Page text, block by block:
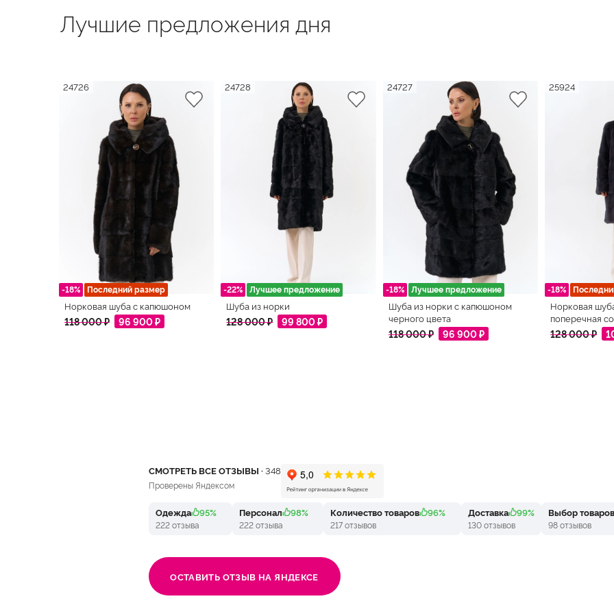
Лучшие предложения дня
-18% Последний размер
24726
Норковая шуба с капюшоном
118 000 ₽ 96 900 ₽
-22% Лучшее предложение
24728
Шуба из норки
128 000 ₽ 99 800 ₽
-18% Лучшее предложение
24727
Шуба из норки с капюшоном
черного цвета
118 000 ₽ 96 900 ₽
-18%
25924
Норковая
поперечная
128 000 ₽
СМОТРЕТЬ ВСЕ ОТЗЫВЫ ·348
Проверены Яндексом
Одежда 95%
222 отзыва
Персонал 98%
222 отзыва
Количество товаров 96%
217 отзывов
Доставка 99%
130 отзывов
Выбор товаров
98 отзывов
ОСТАВИТЬ ОТЗЫВ НА ЯНДЕКСЕ